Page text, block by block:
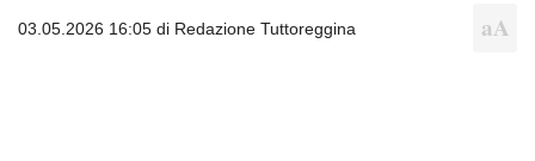
03.05.2026 16:05 di Redazione Tuttoreggina